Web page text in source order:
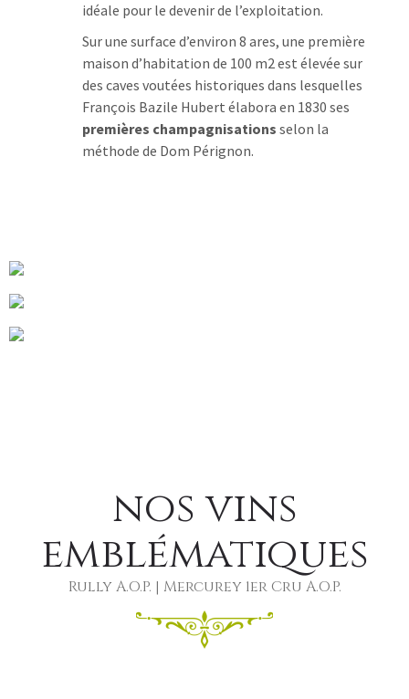
idéale pour le devenir de l’exploitation.
Sur une surface d’environ 8 ares, une première
maison d’habitation de 100 m2 est élevée sur
des caves voutées historiques dans lesquelles
François Bazile Hubert élabora en 1830 ses
premières champagnisations selon la
méthode de Dom Pérignon.
nos vins
emblématiques
Rully A.O.P. | Mercurey 1er Cru A.O.P.